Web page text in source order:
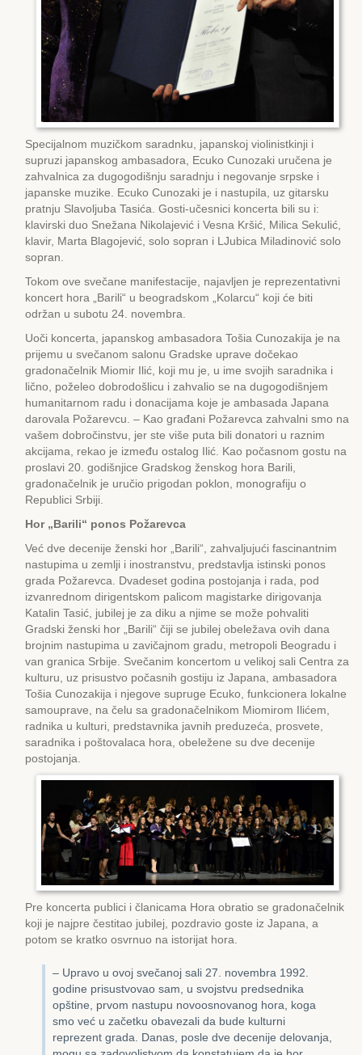
Specijalnom muzičkom saradnku, japanskoj violinistkinji i
supruzi japanskog ambasadora, Еcuko Cunozaki uručena je
zahvalnica za dugogodišnju saradnju i negovanje srpske i
japanske muzike. Еcuko Cunozaki je i nastupila, uz gitarsku
pratnju Slavoljuba Tasića. Gosti-učesnici koncerta bili su i:
klavirski duo Snežana Nikolajević i Vesna Kršić, Milica Sekulić,
klavir, Marta Blagojević, solo sopran i LJubica Miladinović solo
sopran.
Tokom ove svečane manifestacije, najavljen je reprezentativni
koncert hora „Barili“ u beogradskom „Kolarcu“ koji će biti
održan u subotu 24. novembra.
Uoči koncerta, japanskog ambasadora Tošia Cunozakija je na
prijemu u svečanom salonu Gradske uprave dočekao
gradonačelnik Miomir Ilić, koji mu je, u ime svojih saradnika i
lično, poželeo dobrodošlicu i zahvalio se na dugogodišnjem
humanitarnom radu i donacijama koje je ambasada Japana
darovala Požarevcu. – Kao građani Požarevca zahvalni smo na
vašem dobročinstvu, jer ste više puta bili donatori u raznim
akcijama, rekao je između ostalog Ilić. Kao počasnom gostu na
proslavi 20. godišnjice Gradskog ženskog hora Barili,
gradonačelnik je uručio prigodan poklon, monografiju o
Republici Srbiji.
Hor „Barili“ ponos Požarevca
Već dve decenije ženski hor „Barili“, zahvaljujući fascinantnim
nastupima u zemlji i inostranstvu, predstavlja istinski ponos
grada Požarevca. Dvadeset godina postojanja i rada, pod
izvanrednom dirigentskom palicom magistarke dirigovanja
Katalin Tasić, jubilej je za diku a njime se može pohvaliti
Gradski ženski hor „Barili“ čiji se jubilej obeležava ovih dana
brojnim nastupima u zavičajnom gradu, metropoli Beogradu i
van granica Srbije. Svečanim koncertom u velikoj sali Centra za
kulturu, uz prisustvo počasnih gostiju iz Japana, ambasadora
Tošia Cunozakija i njegove supruge Еcuko, funkcionera lokalne
samouprave, na čelu sa gradonačelnikom Miomirom Ilićem,
radnika u kulturi, predstavnika javnih preduzeća, prosvete,
saradnika i poštovalaca hora, obeležene su dve decenije
postojanja.
Pre koncerta publici i članicama Hora obratio se gradonačelnik
koji je najpre čestitao jubilej, pozdravio goste iz Japana, a
potom se kratko osvrnuo na istorijat hora.
– Upravo u ovoj svečanoj sali 27. novembra 1992.
godine prisustvovao sam, u svojstvu predsednika
opštine, prvom nastupu novoosnovanog hora, koga
smo već u začetku obavezali da bude kulturni
reprezent grada. Danas, posle dve decenije delovanja,